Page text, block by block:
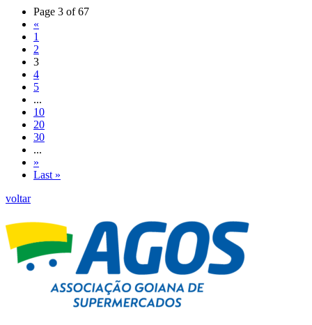
Page 3 of 67
«
1
2
3
4
5
...
10
20
30
...
»
Last »
voltar